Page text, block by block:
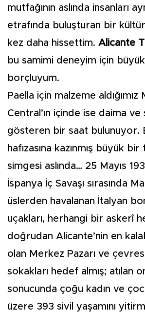
mutfağının aslında insanları
etrafında buluşturan bir
kez daha hissettim. Alicante
bu samimi deneyim için
borçluyum.
Paella için malzeme
Central’ın içinde ise daima ve
gösteren bir saat bulunuyor.
hafızasına kazınmış büyük
simgesi aslında… 25 Mayıs
İspanya İç Savaşı sırasında
üslerden havalanan İtalyan
uçakları, herhangi bir askerî
doğrudan Alicante’nin en
olan Merkez Pazarı ve
sokakları hedef almış; atılan
sonucunda çoğu kadın ve
üzere 393 sivil yaşamını